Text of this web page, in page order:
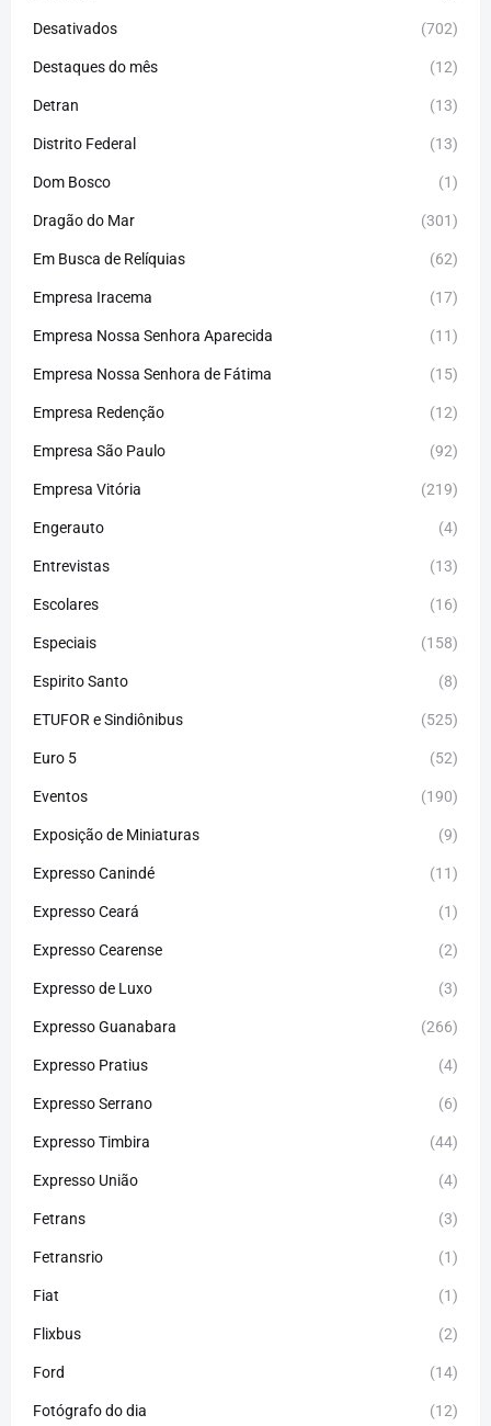
Desativados (702)
Destaques do mês (12)
Detran (13)
Distrito Federal (13)
Dom Bosco (1)
Dragão do Mar (301)
Em Busca de Relíquias (62)
Empresa Iracema (17)
Empresa Nossa Senhora Aparecida (11)
Empresa Nossa Senhora de Fátima (15)
Empresa Redenção (12)
Empresa São Paulo (92)
Empresa Vitória (219)
Engerauto (4)
Entrevistas (13)
Escolares (16)
Especiais (158)
Espirito Santo (8)
ETUFOR e Sindiônibus (525)
Euro 5 (52)
Eventos (190)
Exposição de Miniaturas (9)
Expresso Canindé (11)
Expresso Ceará (1)
Expresso Cearense (2)
Expresso de Luxo (3)
Expresso Guanabara (266)
Expresso Pratius (4)
Expresso Serrano (6)
Expresso Timbira (44)
Expresso União (4)
Fetrans (3)
Fetransrio (1)
Fiat (1)
Flixbus (2)
Ford (14)
Fotógrafo do dia (12)